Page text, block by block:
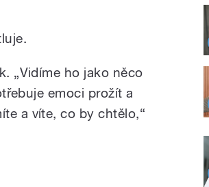
„Vidíme ho jako něco
emoci prožít a
a víte, co by chtělo,“